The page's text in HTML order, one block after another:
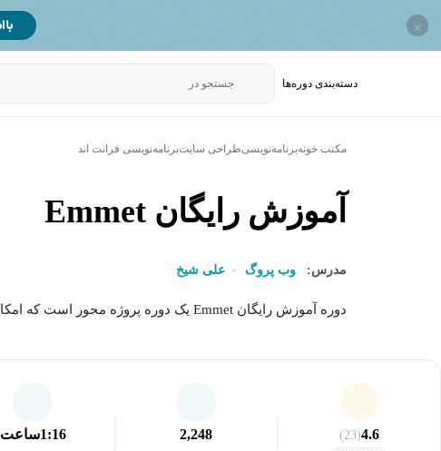
×
دسته‌بندی‌ دوره‌ها جستجو در
مکتب خونهبرنامه‌نویسیطراحی سایتبرنامه‌نویسی فرانت اند
آموزش رایگان Emmet
مدرس: وب ‌پروگ علی شیخ
دوره آموزش رایگان Emmet یک دوره پروژه محور است که امکان یادگیری کد نویسی سریع و کار با...
4.6
(23)
2,248
1:16ساعت